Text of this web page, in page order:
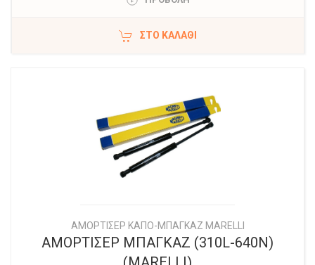
ΣΤΟ ΚΑΛΆΘΙ
ΑΜΟΡΤΙΣΕΡ ΚΑΠΟ-ΜΠΑΓΚΑΖ MARELLI
ΑΜΟΡΤΙΣΕΡ ΜΠΑΓΚΑΖ (310L-640N)